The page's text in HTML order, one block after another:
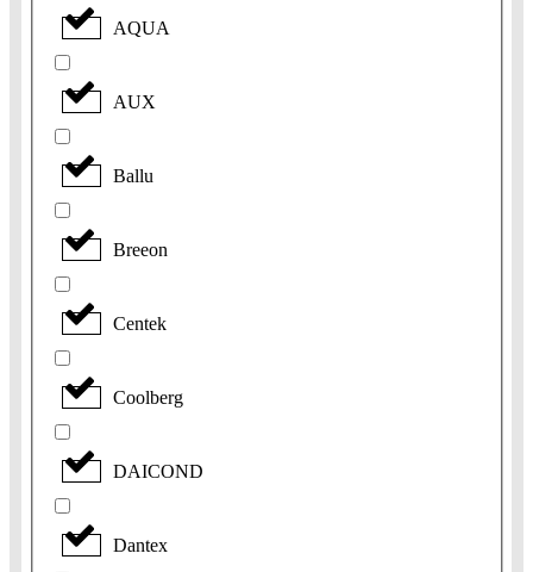
AQUA
AUX
Ballu
Breeon
Centek
Coolberg
DAICOND
Dantex